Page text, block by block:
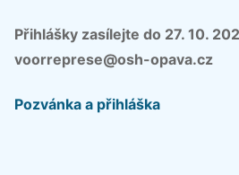
Přihlášky zasílejte do 27. 10.
voorreprese@osh-opava.cz
Pozvánka a přihláška